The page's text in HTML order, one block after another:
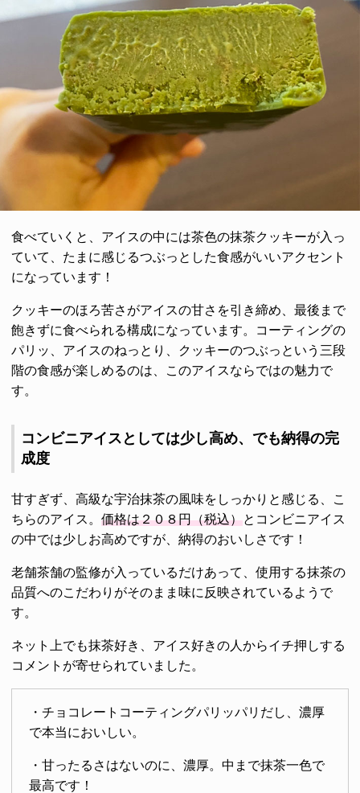
食べていくと、アイスの中には茶色の抹茶クッキーが入っ
ていて、たまに感じるつぶっとした食感がいいアクセント
になっています！
クッキーのほろ苦さがアイスの甘さを引き締め、最後まで
飽きずに食べられる構成になっています。コーティングの
パリッ、アイスのねっとり、クッキーのつぶっという三段
階の食感が楽しめるのは、このアイスならではの魅力で
す。
コンビニアイスとしては少し高め、でも納得の完
成度
甘すぎず、高級な宇治抹茶の風味をしっかりと感じる、こ
ちらのアイス。 価格は２０８円（税込）とコンビニアイス
の中では少しお高めですが、納得のおいしさです！
老舗茶舗の監修が入っているだけあって、使用する抹茶の
品質へのこだわりがそのまま味に反映されているようで
す。
ネット上でも抹茶好き、アイス好きの人からイチ押しする
コメントが寄せられていました。
・チョコレートコーティングパリッパリだし、濃厚
で本当においしい。
・甘ったるさはないのに、濃厚。中まで抹茶一色で
最高です！